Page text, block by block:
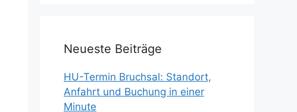
Neueste Beiträge
HU-Termin Bruchsal: Standort,
Anfahrt und Buchung in einer
Minute